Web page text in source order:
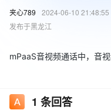
夹心789 2024-06-10 21:48:55
发布于黑龙江
mPaaS音视频通话中，音
1 条回答